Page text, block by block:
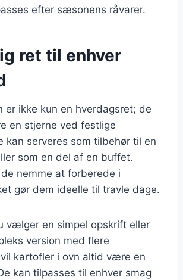
efter sæsonens råvarer.
ret til enhver
er ikke kun en hverdagsret; de
en stjerne ved festlige
kan serveres som tilbehør til en
som en del af en buffet.
nemme at forberede i
gør dem ideelle til travle dage.
vælger en simpel opskrift eller
version med flere
kartofler i ovn altid være en
kan tilpasses til enhver smag